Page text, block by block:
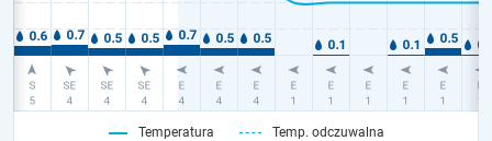
Temperatura Temp. odczuwalna